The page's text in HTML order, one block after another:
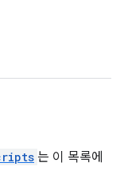
는 이 목록에